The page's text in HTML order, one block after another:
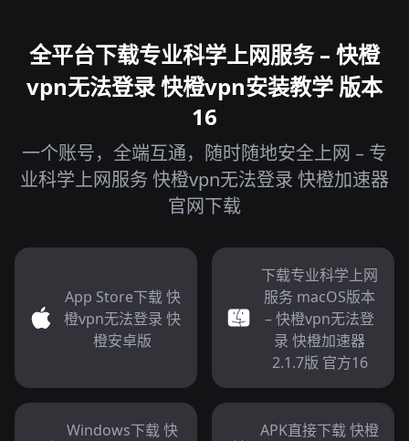
全平台下载专业科学上网服务 – 快橙
vpn无法登录 快橙vpn安装教学 版本
16
一个账号，全端互通，随时随地安全上网 – 专
业科学上网服务 快橙vpn无法登录 快橙加速器
官网下载
App Store下载 快
橙vpn无法登录 快
橙安卓版
下载专业科学上网
服务 macOS版本
– 快橙vpn无法登
录 快橙加速器
2.1.7版 官方16
Windows下载 快
APK直接下载 快橙